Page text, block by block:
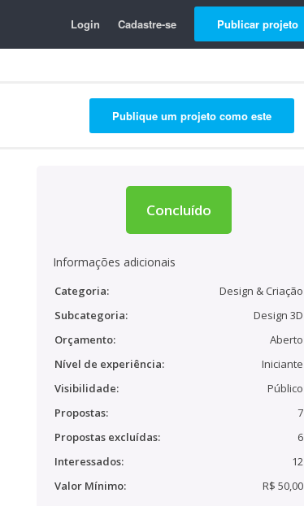
Login Cadastre-se Publicar projeto
Publique um projeto como este
Concluído
Informações adicionais
Categoria:
Design & Criação
Subcategoria:
Design 3D
Orçamento:
Aberto
Nível de experiência:
Iniciante
Visibilidade:
Público
Propostas:
7
Propostas excluídas:
6
Interessados:
12
Valor Mínimo:
R$ 50,00